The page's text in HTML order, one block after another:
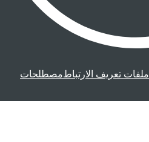
ملفات تعريف الارتباطمصطلحات